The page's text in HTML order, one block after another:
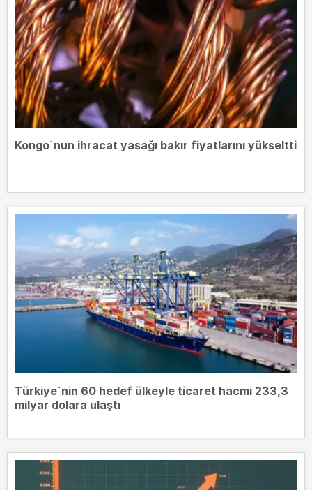
Kongo`nun ihracat yasağı bakır fiyatlarını yükseltti
Türkiye`nin 60 hedef ülkeyle ticaret hacmi 233,3
milyar dolara ulaştı